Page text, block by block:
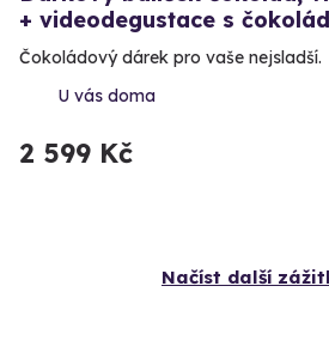
+ videodegustace s
Čokoládový dárek pro vaše nejsladší.
U vás doma
2 599 Kč
Načíst další